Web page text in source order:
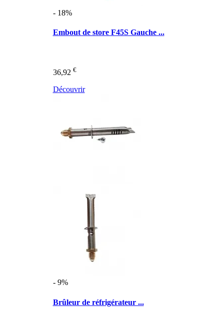
- 18%
Embout de store F45S Gauche ...
36,92 €
Découvrir
- 9%
Brûleur de réfrigérateur ...